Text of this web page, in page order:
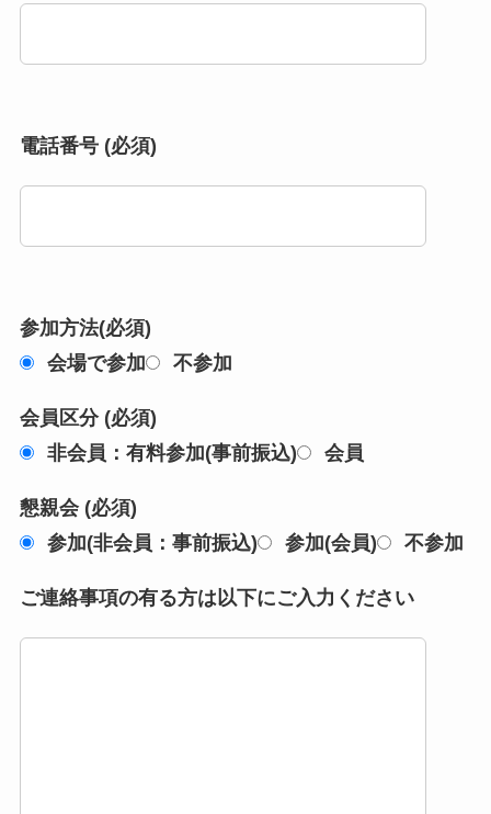
電話番号 (必須)
参加方法(必須)
会場で参加
不参加
会員区分 (必須)
非会員：有料参加(事前振込)
会員
懇親会 (必須)
参加(非会員：事前振込)
参加(会員) 不参加
ご連絡事項の有る方は以下にご入力ください